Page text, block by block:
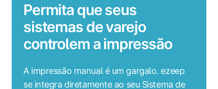
Permita que seus
sistemas de varejo
controlem a impressão
A impressão manual é um gargalo. ezeep
se integra diretamente ao seu Sistema de